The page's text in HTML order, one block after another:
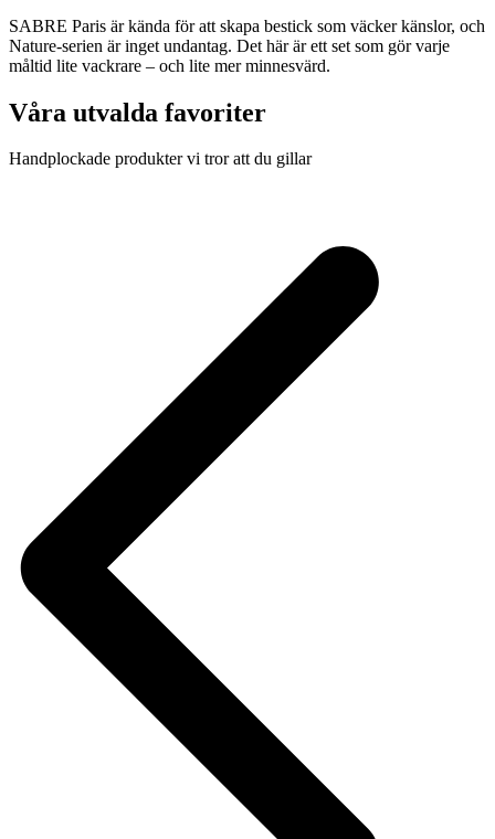
SABRE Paris är kända för att skapa bestick som väcker känslor, och
Nature-serien är inget undantag. Det här är ett set som gör varje
måltid lite vackrare – och lite mer minnesvärd.
Våra utvalda favoriter
Handplockade produkter vi tror att du gillar